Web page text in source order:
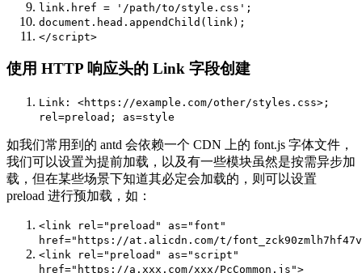
link . href = '/path/to/style.css' ;
document . head . appendChild ( link );
</script>
使用 HTTP 响应头的 Link 字段创建
Link : <https : //example.com/other/styles.css>;
rel=preload; as=style
如我们常用到的 antd 会依赖一个 CDN 上的 font.js 字体文件，
我们可以设置为提前加载，以及有一些模块虽然是按需异步加
载，但在某些场景下知道其必定会加载的，则可以设置
preload 进行预加载，如：
<link rel ="preload" as="font"
href="https://at.alicdn.com/t/
<link
rel ="preload" as="script"
href="https://a.xxx.com/xxx/PcCommon.js">